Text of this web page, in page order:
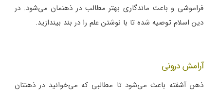
فراموشی و باعث ماندگاری بهتر مطالب در ذهنمان می‌شود. در
دین اسلام توصیه شده تا با نوشتن علم را در بند بیندازید.
آرامش درونی
ذهن آشفته باعث می‌شود تا مطالبی که می‌خوانید در ذهنتان